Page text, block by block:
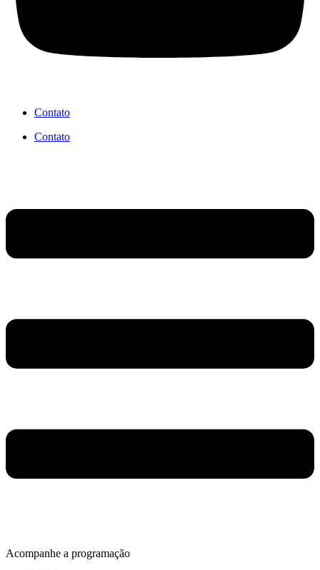
Contato
Contato
Acompanhe a programação